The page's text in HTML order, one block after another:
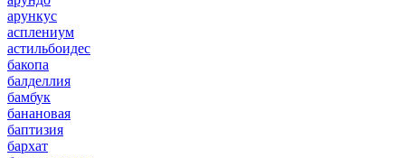
арункус
асплениум
астильбоидес
бакопа
балделлия
бамбук
банановая
баптизия
бархат